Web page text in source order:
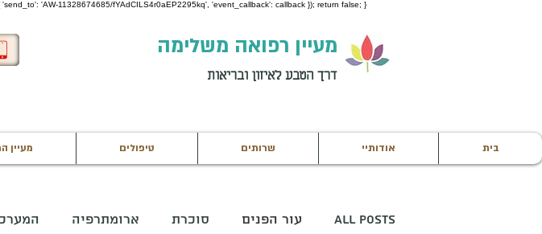
'AW-11328674685/fYAdCILS4r0aEP2295kq', 'event_callback': callback }); return false; }
מעיין רפואה משלימה
דרך הטבע לאיזון ובריאות
בית אודותיי שרותים טיפולים מעיין
All Posts עור הפנים סוכרת ארומתרפיה